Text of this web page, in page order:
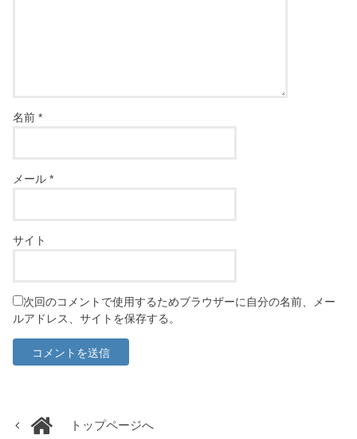
名前*
メール*
サイト
次回のコメントで使用するためブラウザーに自分の名前、メー
ルアドレス、サイトを保存する。
トップページへ